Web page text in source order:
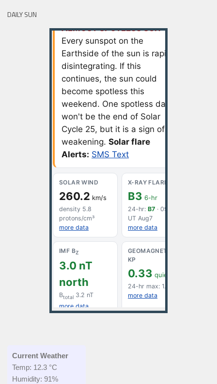
DAILY SUN
Current Weather
Temp: 12.3 °C
Humidity: 91%